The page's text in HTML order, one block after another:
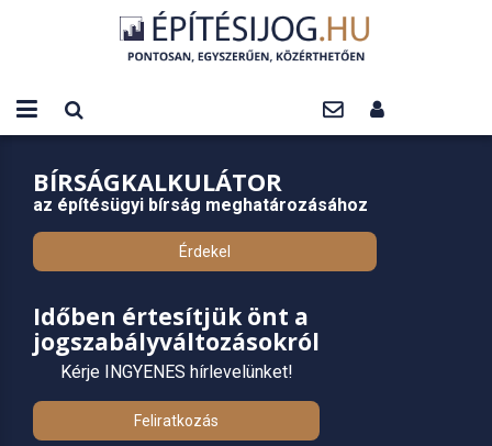
BÍRSÁGKALKULÁTOR
az építésügyi bírság meghatározásához
Érdekel
Időben értesítjük önt a
jogszabályváltozásokról
Kérje INGYENES hírlevelünket!
Feliratkozás